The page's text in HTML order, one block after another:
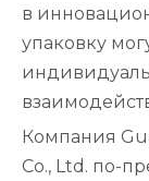
в
упаковку
Компания
Co., Ltd. по-